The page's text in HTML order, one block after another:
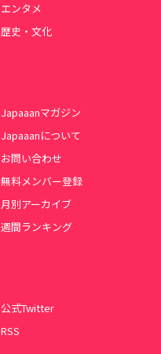
エンタメ
歴史・文化
Japaaanマガジン
Japaaanについて
お問い合わせ
無料メンバー登録
月別アーカイブ
週間ランキング
公式Twitter
RSS